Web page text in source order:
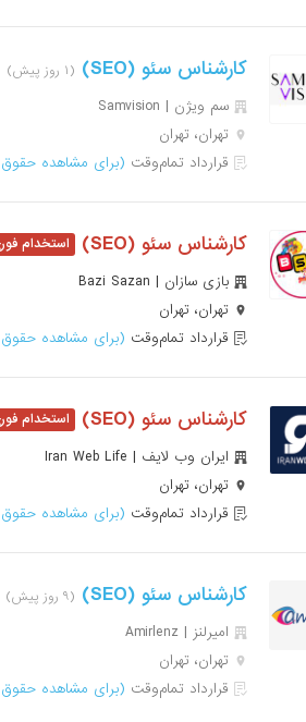
کارشناس سئو (SEO) (۱ روز پیش)
سم ویژن | Samvision
تهران، تهران
قرارداد تمام‌وقت (برای مشاهده
کارشناس سئو (SEO)
بازی سازان | Bazi Sazan
تهران، تهران
قرارداد تمام‌وقت (برای مشاهده
کارشناس سئو (SEO)
ایران وب لایف | Iran Web Life
تهران، تهران
قرارداد تمام‌وقت (برای مشاهده
کارشناس سئو (SEO) (۹ روز پیش)
امیرلنز | Amirlenz
تهران، تهران
قرارداد تمام‌وقت (برای مشاهده